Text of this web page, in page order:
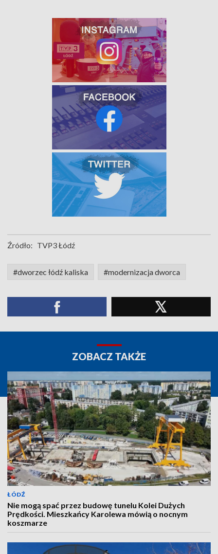
Źródło: TVP3 Łódź
#dworzec łódź kaliska #modernizacja dworca
ZOBACZ TAKŻE
ŁÓDŹ
Nie mogą spać przez budowę tunelu Kolei Dużych
Prędkości. Mieszkańcy Karolewa mówią o nocnym
koszmarze